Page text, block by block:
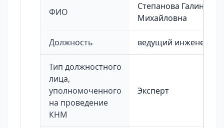
ФИО
Степанова Галина
Михайловна
Должность ведущий инженер
Тип должностного
лица,
уполномоченного
на проведение
КНМ
Эксперт